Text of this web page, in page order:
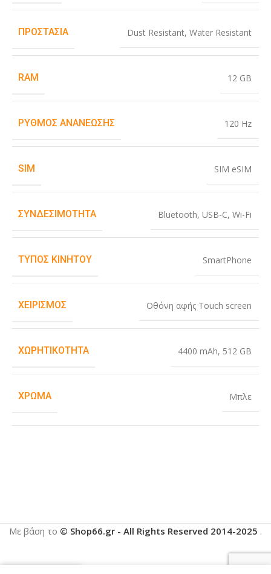
ΠΡΟΣΤΑΣΊΑ Dust Resistant, Water Resistant
RAM 12 GB
ΡΥΘΜΌΣ ΑΝΑΝΈΩΣΗΣ 120 Hz
SIM SIM eSIM
ΣΥΝΔΕΣΙΜΌΤΗΤΑ Bluetooth, USB-C, Wi-Fi
ΤΎΠΟΣ ΚΙΝΗΤΟΎ SmartPhone
ΧΕΙΡΙΣΜΌΣ Οθόνη αφής Touch screen
ΧΩΡΗΤΙΚΌΤΗΤΑ 4400 mAh, 512 GB
ΧΡΏΜΑ Μπλε
Με βάση το © Shop66.gr - All Rights Reserved 2014-2025 .